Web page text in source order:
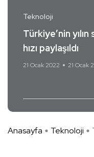
Teknoloji
Türkiye’nin
hızı paylaşıldı
21 Ocak 2022 21 Ocak
Anasayfa Teknoloji